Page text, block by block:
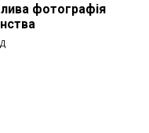
фотографія